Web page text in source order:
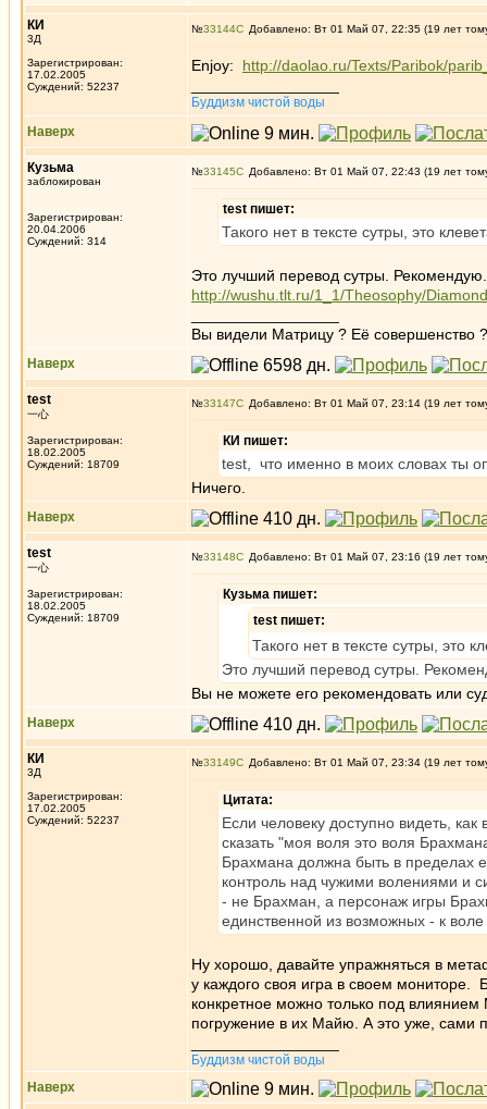
КИ
3Д
Зарегистрирован:
17.02.2005
Суждений: 52237
№33144 Добавлено: Вт 01 Май 07, 22:35 (19 лет
Enjoy: http://daolao.ru/Texts/Paribok/
Буддизм чистой воды
Наверх
Кузьма
заблокирован
Зарегистрирован:
20.04.2006
Суждений: 314
№33145 Добавлено: Вт 01 Май 07, 22:43 (19 лет
test пишет:
Такого нет в тексте сутры, это
Это лучший перевод сутры. Рекомендую.
http://wushu.tlt.ru/1_1/Theosophy/
Вы видели Матрицу ? Её совершенство
Наверх
test
一心
Зарегистрирован:
18.02.2005
Суждений: 18709
№33147 Добавлено: Вт 01 Май 07, 23:14 (19 лет
КИ пишет:
test, что именно в моих словах ты
Ничего.
Наверх
test
一心
Зарегистрирован:
18.02.2005
Суждений: 18709
№33148 Добавлено: Вт 01 Май 07, 23:16 (19 лет
Кузьма пишет:
test пишет:
Такого нет в тексте сутры, это
Это лучший перевод сутры.
Вы не можете его рекомендовать или
Наверх
КИ
3Д
Зарегистрирован:
17.02.2005
Суждений: 52237
№33149 Добавлено: Вт 01 Май 07, 23:34 (19 лет
Цитата:
Если человеку доступно видеть,
сказать "моя воля это воля
Брахмана должна быть в пределах
контроль над чужими волениями и
- не Брахман, а персонаж игры
единственной из возможных - к
Ну хорошо, давайте упражняться в
у каждого своя игра в своем мониторе.
конкретное можно только под
погружение в их Майю. А это уже, сами
Буддизм чистой воды
Наверх